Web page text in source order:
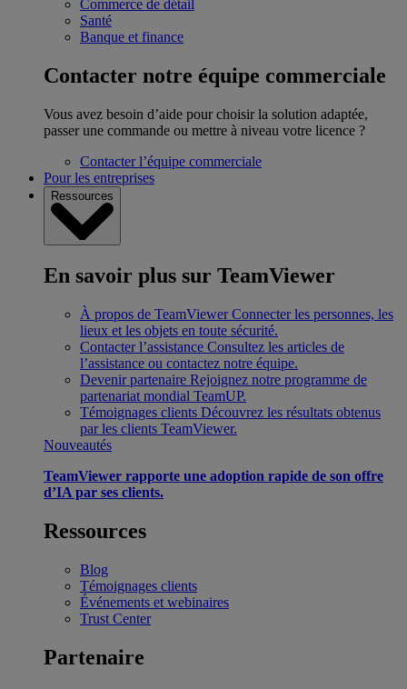
Commerce de détail
Santé
Banque et finance
Contacter notre équipe commerciale
Vous avez besoin d’aide pour choisir la solution adaptée,
passer une commande ou mettre à niveau votre licence ?
Contacter l’équipe commerciale
Pour les entreprises
Ressources
En savoir plus sur TeamViewer
À propos de TeamViewer Connecter les personnes, les
lieux et les objets en toute sécurité.
Contacter l’assistance Consultez les articles de
l’assistance ou contactez notre équipe.
Devenir partenaire Rejoignez notre programme de
partenariat mondial TeamUP.
Témoignages clients Découvrez les résultats obtenus
par les clients TeamViewer.
Nouveautés
TeamViewer rapporte une adoption rapide de son offre
d’IA par ses clients.
Ressources
Blog
Témoignages clients
Événements et webinaires
Trust Center
Partenaire